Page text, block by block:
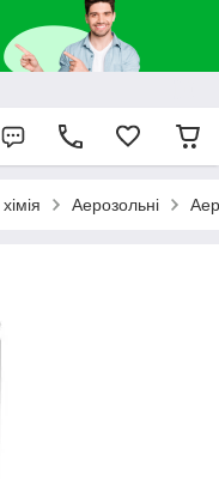
Аерозольні